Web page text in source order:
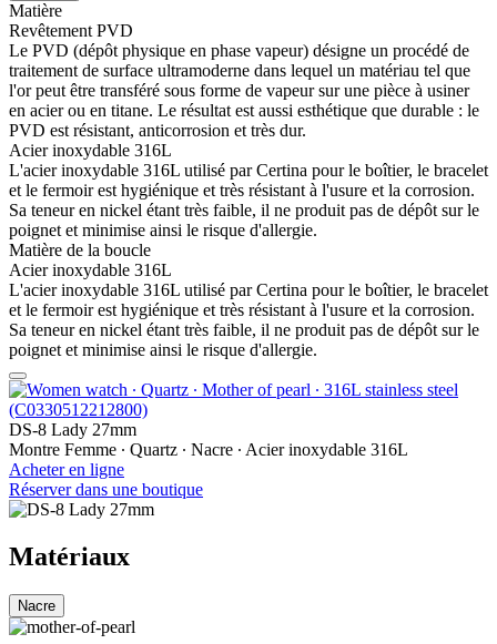
Matière
Revêtement PVD
Le PVD (dépôt physique en phase vapeur) désigne un procédé de
traitement de surface ultramoderne dans lequel un matériau tel que
l'or peut être transféré sous forme de vapeur sur une pièce à usiner
en acier ou en titane. Le résultat est aussi esthétique que durable : le
PVD est résistant, anticorrosion et très dur.
Acier inoxydable 316L
L'acier inoxydable 316L utilisé par Certina pour le boîtier, le bracelet
et le fermoir est hygiénique et très résistant à l'usure et la corrosion.
Sa teneur en nickel étant très faible, il ne produit pas de dépôt sur le
poignet et minimise ainsi le risque d'allergie.
Matière de la boucle
Acier inoxydable 316L
L'acier inoxydable 316L utilisé par Certina pour le boîtier, le bracelet
et le fermoir est hygiénique et très résistant à l'usure et la corrosion.
Sa teneur en nickel étant très faible, il ne produit pas de dépôt sur le
poignet et minimise ainsi le risque d'allergie.
DS-8 Lady 27mm
Montre Femme ∙ Quartz ∙ Nacre ∙ Acier inoxydable 316L
Acheter en ligne
Réserver dans une boutique
Matériaux
Nacre